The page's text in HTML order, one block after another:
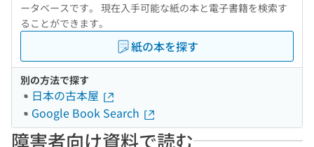
ータベースです。 現在入手可能な紙の本と電子書籍を検索す
ることができます。
紙の本を探す
別の方法で探す
日本の古本屋
Google Book Search
障害者向け資料で読む